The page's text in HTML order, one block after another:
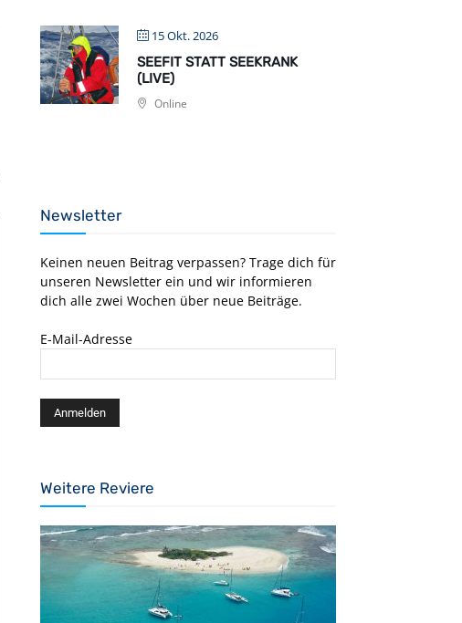
15 Okt. 2026
SEEFIT STATT SEEKRANK
(LIVE)
Online
Newsletter
Keinen neuen Beitrag verpassen? Trage dich für
unseren Newsletter ein und wir informieren
dich alle zwei Wochen über neue Beiträge.
E-Mail-Adresse
Weitere Reviere